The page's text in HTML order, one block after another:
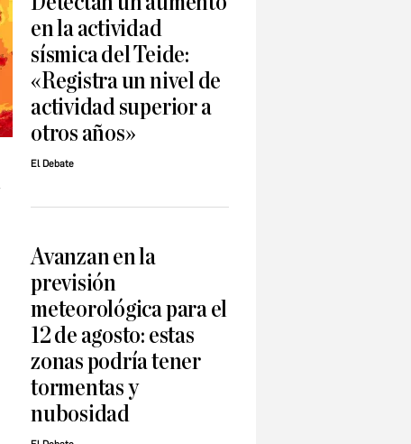
en la actividad
sísmica del Teide:
«Registra un nivel de
actividad superior a
otros años»
El Debate
Avanzan en la
previsión
meteorológica para el
12 de agosto: estas
zonas podría tener
tormentas y
nubosidad